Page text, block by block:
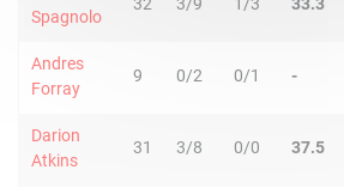
Spagnolo
Andres
Forray
9 0/2 0/1 -
Darion
Atkins
31 3/8 0/0 37.5